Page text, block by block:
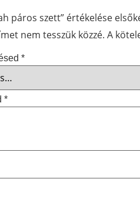
páros szett” értékelése
nem tesszük közzé. A
*
*